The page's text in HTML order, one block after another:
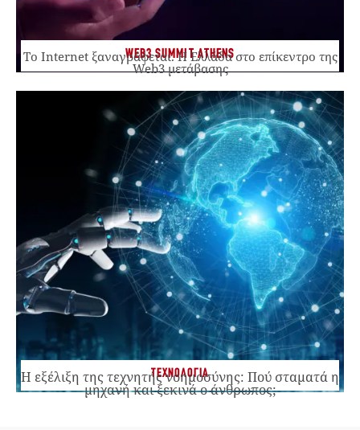
WEB3 SUMMIT ATHENS
Το Internet ξαναγράφεται. Η Ελλάδα στο επίκεντρο της
Web3 μετάβασης
ΤΕΧΝΟΛΟΓΙΑ
Η εξέλιξη της τεχνητής νοημοσύνης: Πού σταματά η
μηχανή και ξεκινά ο άνθρωπος;